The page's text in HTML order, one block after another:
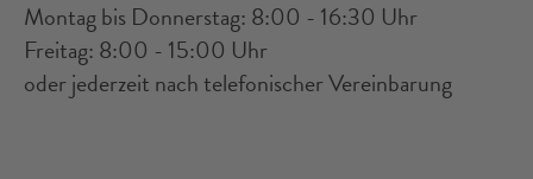
Montag bis Donnerstag: 8:00 - 16:30 Uhr
Freitag: 8:00 - 15:00 Uhr
oder jederzeit nach telefonischer Vereinbarung